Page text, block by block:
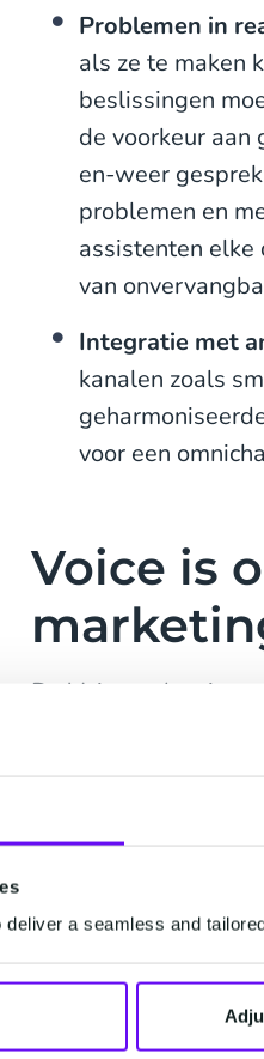
a seamless and
Problemen in
als ze te maken
beslissingen
de voorkeur aan
en-weer
problemen en
assistenten elke
van
Integratie met
kanalen zoals
voor een
Voice is
De Voice-oplossing
automatisering en
je strategie te
Met het intuïtieve
campagnes
hebt geen code
verzoek om